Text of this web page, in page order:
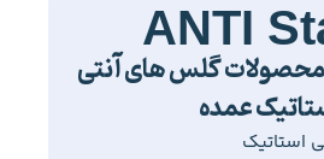
ANTI
گلس های آنتی
عمده
استاتیک